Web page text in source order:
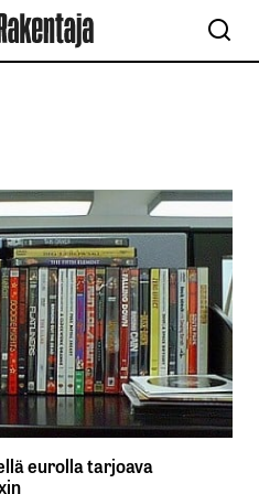
eurolla tarjoava